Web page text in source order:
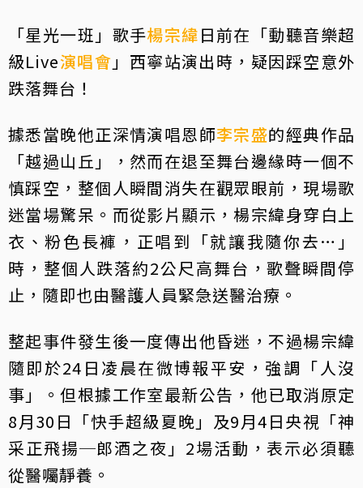
「星光一班」歌手楊宗緯日前在「動聽音樂超
級Live演唱會 」西寧站演出時，疑因踩空意外
跌落舞台！
據悉當晚他正深情演唱恩師李宗盛的經典作品
「越過山丘」，然而在退至舞台邊緣時一個不
慎踩空，整個人瞬間消失在觀眾眼前，現場歌
迷當場驚呆。而從影片顯示，楊宗緯身穿白上
衣、粉色長褲，正唱到「就讓我隨你去…」
時，整個人跌落約2公尺高舞台，歌聲瞬間停
止，隨即也由醫護人員緊急送醫治療。
整起事件發生後一度傳出他昏迷，不過楊宗緯
隨即於24日凌晨在微博報平安，強調「人沒
事」。但根據工作室最新公告，他已取消原定
8月30日「快手超級夏晚」及9月4日央視「神
采正飛揚─郎酒之夜」2場活動，表示必須聽
從醫囑靜養。